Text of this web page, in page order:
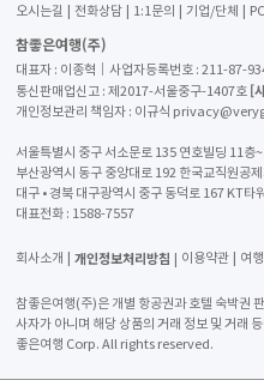
오시는길 전화상담 1:1문의 기업/단체
참좋은여행(주)
대표자 : 이종혁│사업자등록번호 : 211-87-
통신판매업신고 : 제2017-서울중구-1407호 [
개인정보관리 책임자 : 이규식
서울특별시 중구 서소문로 135 연호빌딩 11층
부산광역시 동구 중앙대로 192 한국교직원공
대구 • 경북 대구광역시 중구 동덕로 167 KT타
대표전화 : 1588-7557
회사소개 개인정보처리방침 이용약관 여
참좋은여행(주)은 개별 항공권과 호텔 숙박권
사자가 아니며 해당 상품의 거래 정보 및 거
좋은여행 Corp. All rights reserved.